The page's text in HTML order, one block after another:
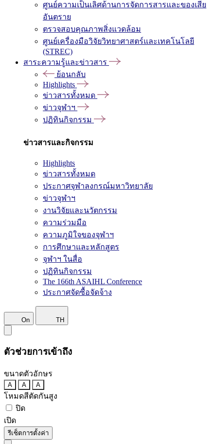
ศูนย์ความเป็นเลิศด้านการจัดการสารและของเสีย
อันตราย
ตรวจสอบคุณภาพสิ่งแวดล้อม
ศูนย์เครื่องมือวิจัยวิทยาศาสตร์และเทคโนโลยี
(STREC)
สาระความรู้และข่าวสาร
ย้อนกลับ
Highlights
ข่าวสารทั้งหมด
ข่าวจุฬาฯ
ปฏิทินกิจกรรม
ข่าวสารและกิจกรรม
Highlights
ข่าวสารทั้งหมด
ประกาศจุฬาลงกรณ์มหาวิทยาลัย
ข่าวจุฬาฯ
งานวิจัยและนวัตกรรม
ความร่วมมือ
ความภูมิใจของจุฬาฯ
การศึกษาและหลักสูตร
จุฬาฯ ในสื่อ
ปฏิทินกิจกรรม
The 166th ASAIHL Conference
ประกาศจัดซื้อจัดจ้าง
On TH
ตัวช่วยการเข้าถึง
ขนาดตัวอักษร
A A A
โหมดสีตัดกันสูง
ปิด
เปิด
รีเซ็ตการตั้งค่า